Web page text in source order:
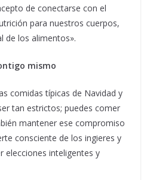
de conectarse con el
para nuestros cuerpos,
de los alimentos».
mismo
comidas típicas de Navidad y
tan estrictos; puedes comer
mantener ese compromiso
consciente de los ingieres y
elecciones inteligentes y